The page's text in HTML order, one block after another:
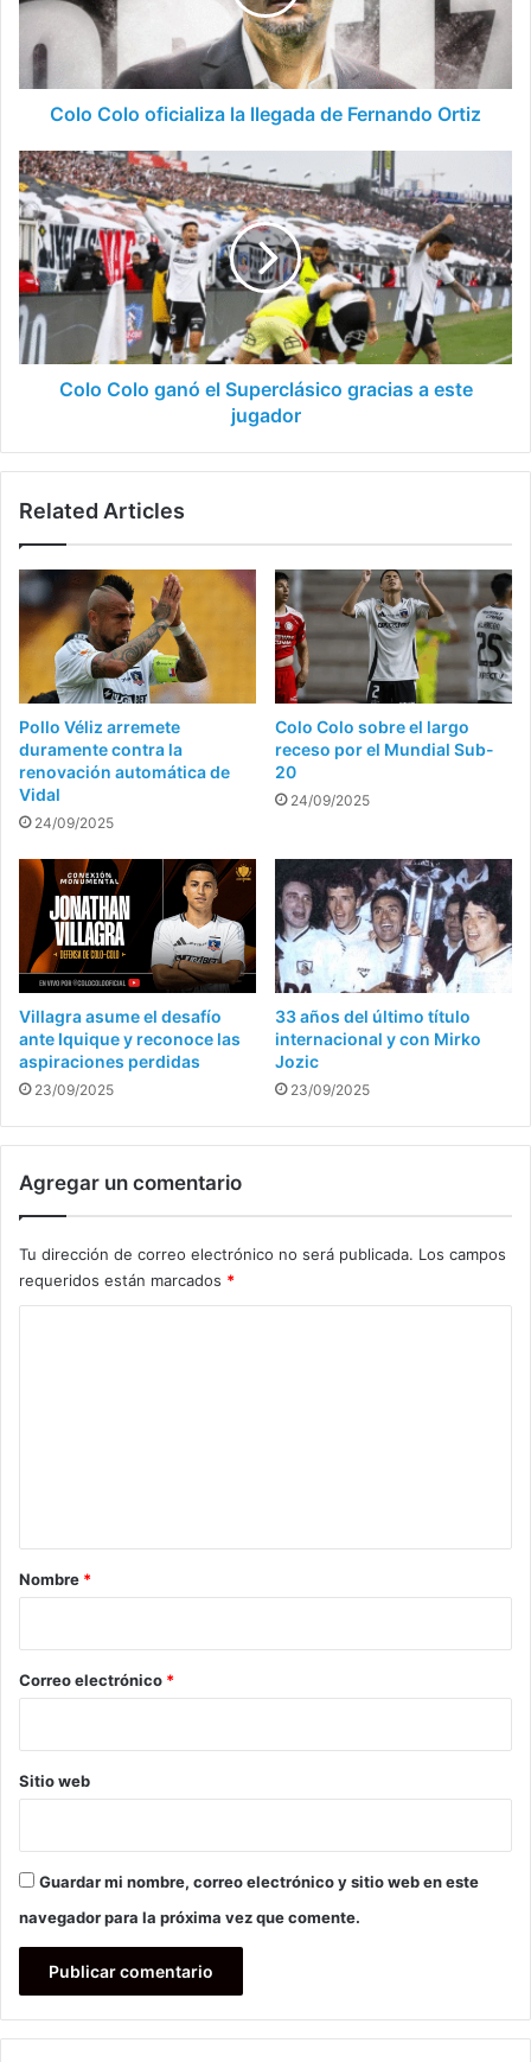
de
Fernando
Ortiz
Colo Colo oficializa la llegada de Fernando Ortiz
Colo
Colo
ganó
el
Superclásico
gracias
a
este
jugador
Colo Colo ganó el Superclásico gracias a este
jugador
Related Articles
Pollo Véliz arremete
duramente contra la
renovación automática de
Vidal
24/09/2025
Colo Colo sobre el largo
receso por el Mundial Sub-
20
24/09/2025
Villagra asume el desafío
ante Iquique y reconoce las
aspiraciones perdidas
23/09/2025
33 años del último título
internacional y con Mirko
Jozic
23/09/2025
Agregar un comentario
Tu dirección de correo electrónico no será publicada. Los campos
requeridos están marcados *
r
*
Nombre *
Correo electrónico *
Sitio web
Guardar mi nombre, correo electrónico y sitio web en este
navegador para la próxima vez que comente.